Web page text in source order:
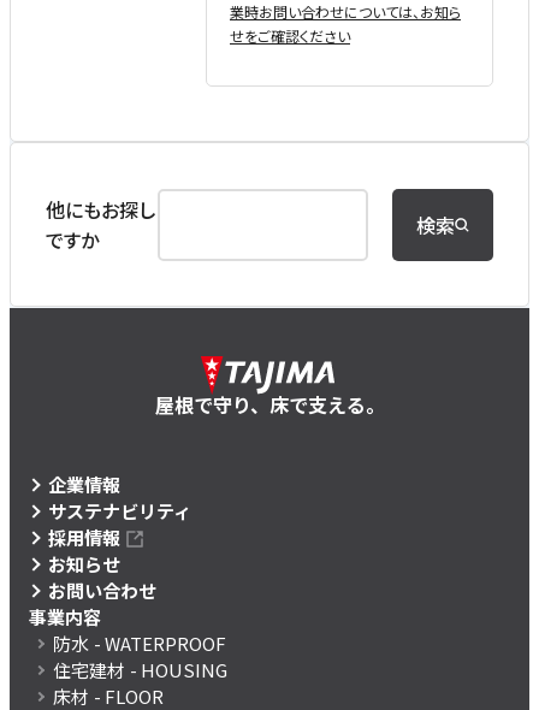
業時お問い合わせについては、お知ら
せをご確認ください
他にもお探し
ですか
検索
屋根で守り、床で支える。
企業情報
サステナビリティ
採用情報
お知らせ
お問い合わせ
事業内容
防水 - WATERPROOF
住宅建材 - HOUSING
床材 - FLOOR